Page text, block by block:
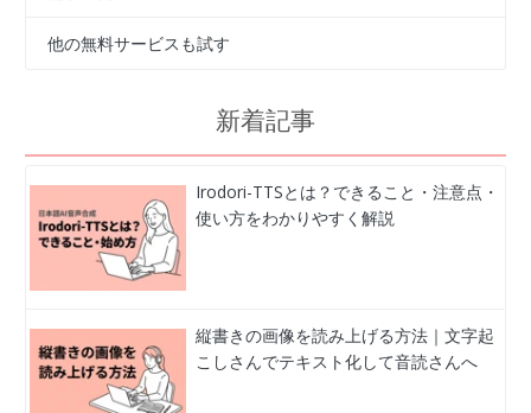
他の無料サービスも試す
新着記事
Irodori-TTSとは？できること・注意点・
使い方をわかりやすく解説
縦書きの画像を読み上げる方法｜文字起
こしさんでテキスト化して音読さんへ